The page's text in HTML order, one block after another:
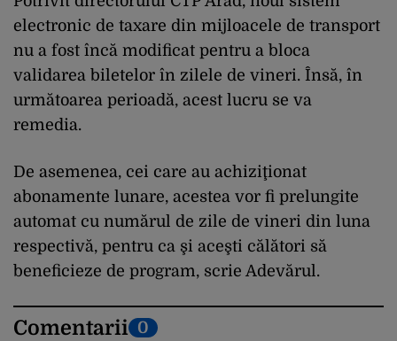
electronic de taxare din mijloacele de transport
nu a fost încă modificat pentru a bloca
validarea biletelor în zilele de vineri. Însă, în
următoarea perioadă, acest lucru se va
remedia.
De asemenea, cei care au achiziţionat
abonamente lunare, acestea vor fi prelungite
automat cu numărul de zile de vineri din luna
respectivă, pentru ca şi aceşti călători să
beneficieze de program, scrie Adevărul.
Comentarii 0